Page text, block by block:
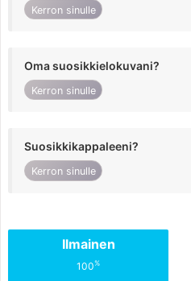
Kerron sinulle
Oma suosikkielokuvani?
Kerron sinulle
Suosikkikappaleeni?
Kerron sinulle
Ilmainen
100%